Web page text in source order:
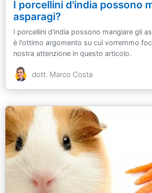
I porcellini d'india possono
asparagi?
I porcellini d'india possono mangiare gli
è l'ottimo argomento su cui vorremmo
nostra attenzione in questo articolo.
dott. Marco Costa